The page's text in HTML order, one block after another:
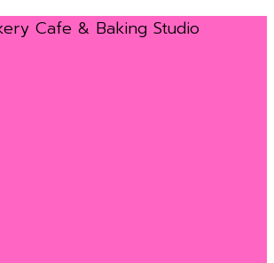
Cafe & Baking Studio